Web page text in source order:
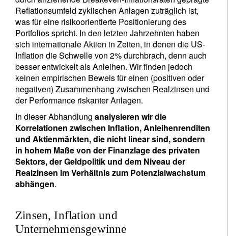
Reflationsumfeld zyklischen Anlagen zuträglich ist,
was für eine risikoorientierte Positionierung des
Portfolios spricht. In den letzten Jahrzehnten haben
sich internationale Aktien in Zeiten, in denen die US-
Inflation die Schwelle von 2% durchbrach, denn auch
besser entwickelt als Anleihen. Wir finden jedoch
keinen empirischen Beweis für einen (positiven oder
negativen) Zusammenhang zwischen Realzinsen und
der Performance riskanter Anlagen.
In dieser Abhandlung analysieren wir die
Korrelationen zwischen Inflation, Anleihenrenditen
und Aktienmärkten, die nicht linear sind, sondern
in hohem Maße von der Finanzlage des privaten
Sektors, der Geldpolitik und dem Niveau der
Realzinsen im Verhältnis zum Potenzialwachstum
abhängen.
Zinsen, Inflation und
Unternehmensgewinne